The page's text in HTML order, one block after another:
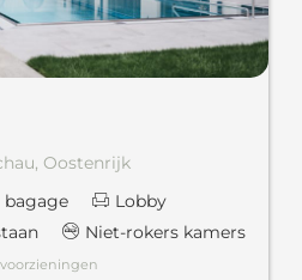
, Oostenrijk
Lobby
Niet-rokers kamers